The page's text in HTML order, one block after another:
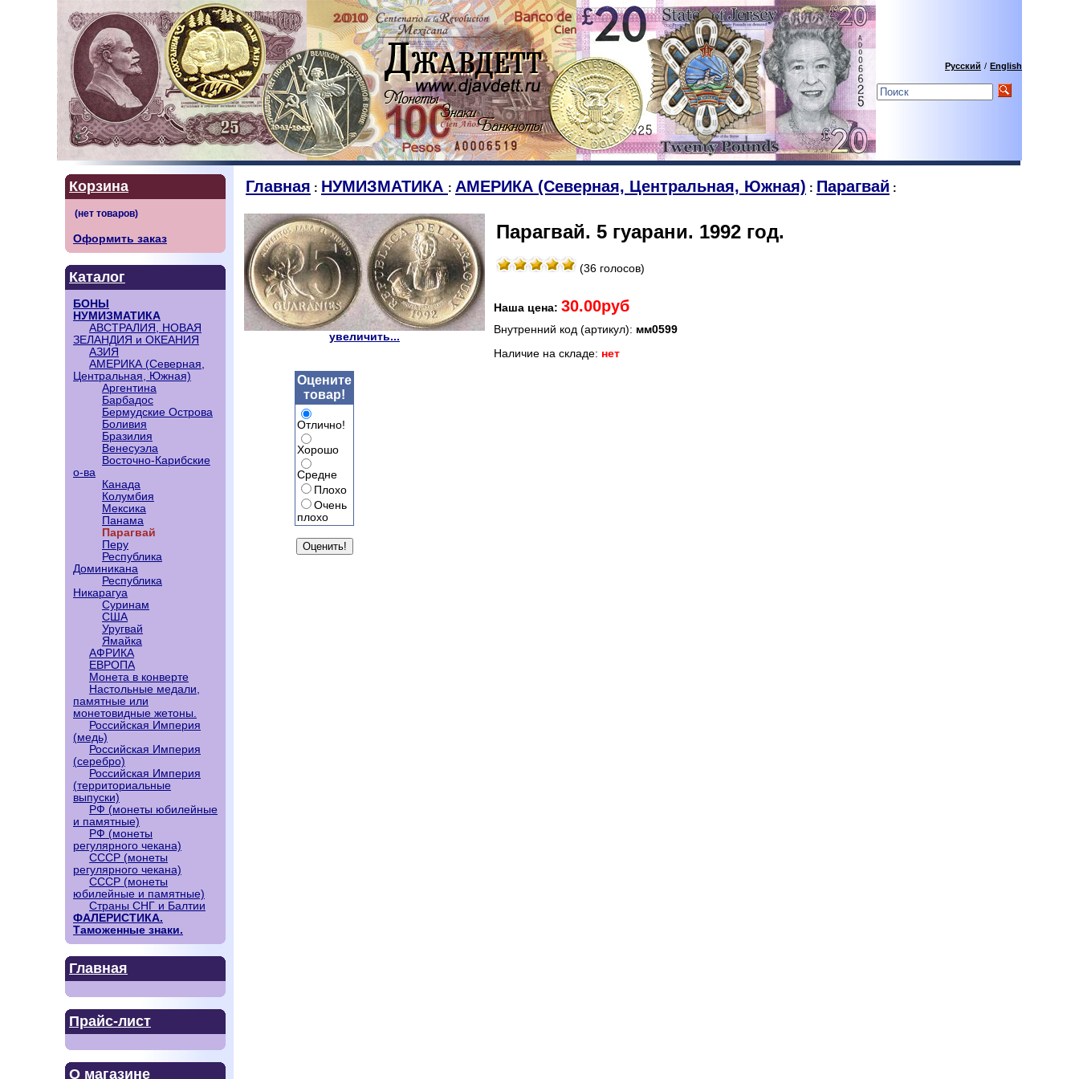
Русский / English
Корзина
Оформить заказ
Каталог
БОНЫ
НУМИЗМАТИКА
АВСТРАЛИЯ, НОВАЯ
ЗЕЛАНДИЯ и ОКЕАНИЯ
АЗИЯ
АМЕРИКА (Северная,
Центральная, Южная)
Аргентина
Барбадос
Бермудские Острова
Боливия
Бразилия
Венесуэла
Восточно-Карибские
о-ва
Канада
Колумбия
Мексика
Панама
Парагвай
Перу
Республика
Доминикана
Республика
Никарагуа
Суринам
США
Уругвай
Ямайка
АФРИКА
ЕВРОПА
Монета в конверте
Настольные медали,
памятные или
монетовидные жетоны.
Российская Империя
(медь)
Российская Империя
(серебро)
Российская Империя
(территориальные
выпуски)
РФ (монеты юбилейные
и памятные)
РФ (монеты
регулярного чекана)
СССР (монеты
регулярного чекана)
СССР (монеты
юбилейные и памятные)
Страны СНГ и Балтии
ФАЛЕРИСТИКА.
Таможенные знаки.
Главная
Прайс-лист
О магазине
Главная : НУМИЗМАТИКА : АМЕРИКА (Северная, Центральная, Южная) : Парагвай :
увеличить...
Парагвай. 5 гуарани. 1992 год.
(36 голосов)
Наша цена: 30.00руб
Внутренний код (артикул): мм0599
Наличие на складе: нет
Оцените
товар!
Отлично!
Хорошо
Средне
Плохо
Очень
плохо